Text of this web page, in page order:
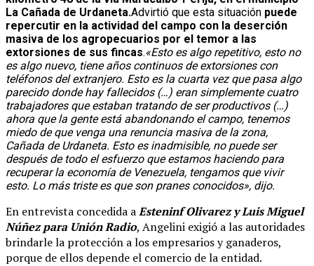
La Cañada de Urdaneta.Advirtió que esta situación puede
repercutir en la actividad del campo con la deserción
masiva de los agropecuarios por el temor a las
extorsiones de sus fincas.«Esto es algo repetitivo, esto no
es algo nuevo, tiene años continuos de extorsiones con
teléfonos del extranjero. Esto es la cuarta vez que pasa algo
parecido donde hay fallecidos (…) eran simplemente cuatro
trabajadores que estaban tratando de ser productivos (…)
ahora que la gente está abandonando el campo, tenemos
miedo de que venga una renuncia masiva de la zona,
Cañada de Urdaneta. Esto es inadmisible, no puede ser
después de todo el esfuerzo que estamos haciendo para
recuperar la economía de Venezuela, tengamos que vivir
esto. Lo más triste es que son pranes conocidos», dijo.
En entrevista concedida aEsteninf Olivarez y Luis Miguel
Núñez para Unión Radio, Angelini exigió a las autoridades
brindarle la protección a los empresarios y ganaderos,
porque de ellos depende el comercio de la entidad.